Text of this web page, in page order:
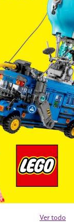
Ver todo